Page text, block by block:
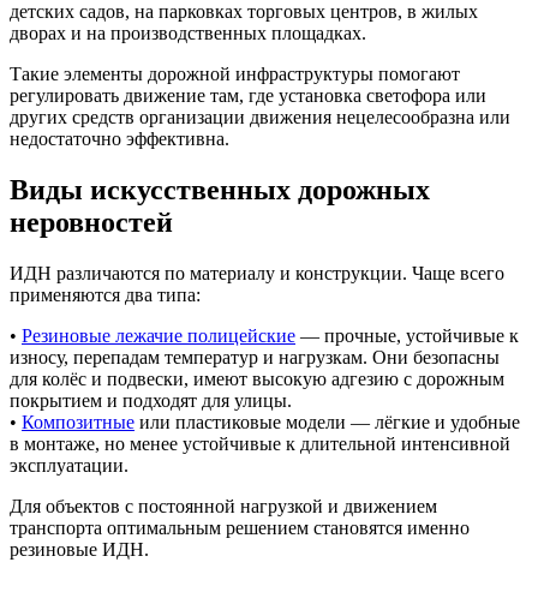
детских садов, на парковках торговых центров, в жилых
дворах и на производственных площадках.
Такие элементы дорожной инфраструктуры помогают
регулировать движение там, где установка светофора или
других средств организации движения нецелесообразна или
недостаточно эффективна.
Виды искусственных дорожных
неровностей
ИДН различаются по материалу и конструкции. Чаще всего
применяются два типа:
• Резиновые лежачие полицейские — прочные, устойчивые к
износу, перепадам температур и нагрузкам. Они безопасны
для колёс и подвески, имеют высокую адгезию с дорожным
покрытием и подходят для улицы.
• Композитные или пластиковые модели — лёгкие и удобные
в монтаже, но менее устойчивые к длительной интенсивной
эксплуатации.
Для объектов с постоянной нагрузкой и движением
транспорта оптимальным решением становятся именно
резиновые ИДН.